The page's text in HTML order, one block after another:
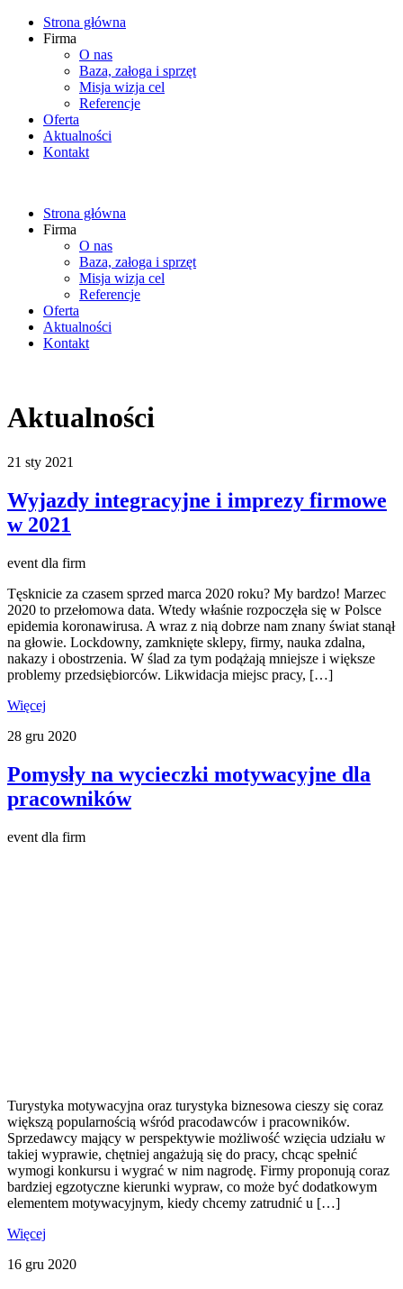
Strona główna
Firma
O nas
Baza, załoga i sprzęt
Misja wizja cel
Referencje
Oferta
Aktualności
Kontakt
Strona główna
Firma
O nas
Baza, załoga i sprzęt
Misja wizja cel
Referencje
Oferta
Aktualności
Kontakt
Aktualności
21 sty 2021
Wyjazdy integracyjne i imprezy firmowe
w 2021
event dla firm
Tęsknicie za czasem sprzed marca 2020 roku? My bardzo! Marzec
2020 to przełomowa data. Wtedy właśnie rozpoczęła się w Polsce
epidemia koronawirusa. A wraz z nią dobrze nam znany świat stanął
na głowie. Lockdowny, zamknięte sklepy, firmy, nauka zdalna,
nakazy i obostrzenia. W ślad za tym podążają mniejsze i większe
problemy przedsiębiorców. Likwidacja miejsc pracy, […]
Więcej
28 gru 2020
Pomysły na wycieczki motywacyjne dla
pracowników
event dla firm
Turystyka motywacyjna oraz turystyka biznesowa cieszy się coraz
większą popularnością wśród pracodawców i pracowników.
Sprzedawcy mający w perspektywie możliwość wzięcia udziału w
takiej wyprawie, chętniej angażują się do pracy, chcąc spełnić
wymogi konkursu i wygrać w nim nagrodę. Firmy proponują coraz
bardziej egzotyczne kierunki wypraw, co może być dodatkowym
elementem motywacyjnym, kiedy chcemy zatrudnić u […]
Więcej
16 gru 2020